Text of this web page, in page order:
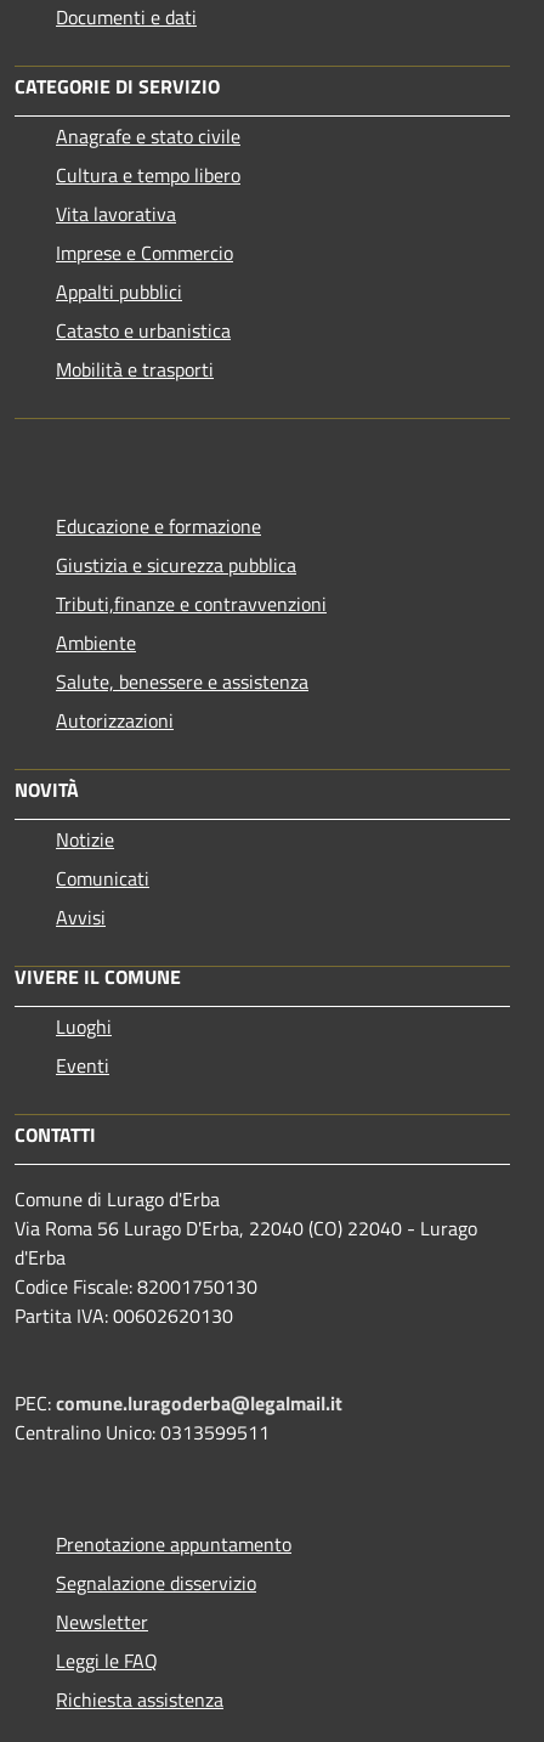
Documenti e dati
CATEGORIE DI SERVIZIO
Anagrafe e stato civile
Cultura e tempo libero
Vita lavorativa
Imprese e Commercio
Appalti pubblici
Catasto e urbanistica
Mobilità e trasporti
Educazione e formazione
Giustizia e sicurezza pubblica
Tributi,finanze e contravvenzioni
Ambiente
Salute, benessere e assistenza
Autorizzazioni
NOVITÀ
Notizie
Comunicati
Avvisi
VIVERE IL COMUNE
Luoghi
Eventi
CONTATTI
Comune di Lurago d'Erba
Via Roma 56 Lurago D'Erba, 22040 (CO) 22040 - Lurago
d'Erba
Codice Fiscale: 82001750130
Partita IVA: 00602620130
PEC:comune.luragoderba@legalmail.it
Centralino Unico: 0313599511
Prenotazione appuntamento
Segnalazione disservizio
Newsletter
Leggi le FAQ
Richiesta assistenza